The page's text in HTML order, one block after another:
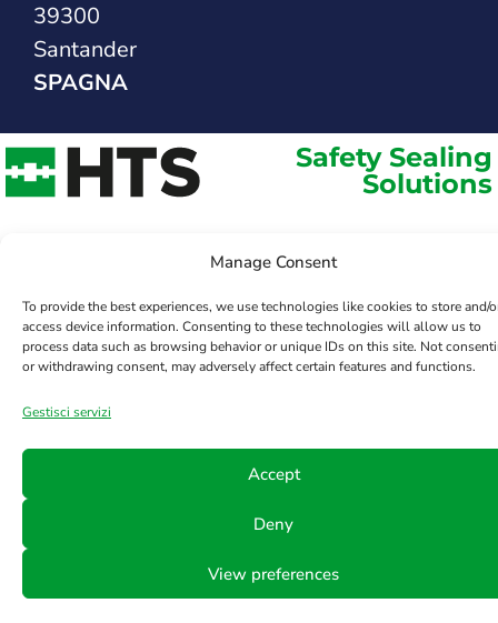
Manage Consent
To provide the best experiences, we use technologies like cookies to store and/
access device information. Consenting to these technologies will allow us to
process data such as browsing behavior or unique IDs on this site. Not
or withdrawing consent, may adversely affect certain features and functions.
Gestisci servizi
Accept
Deny
View preferences
39300
Santander
SPAGNA
Safety Sealing
Solutions